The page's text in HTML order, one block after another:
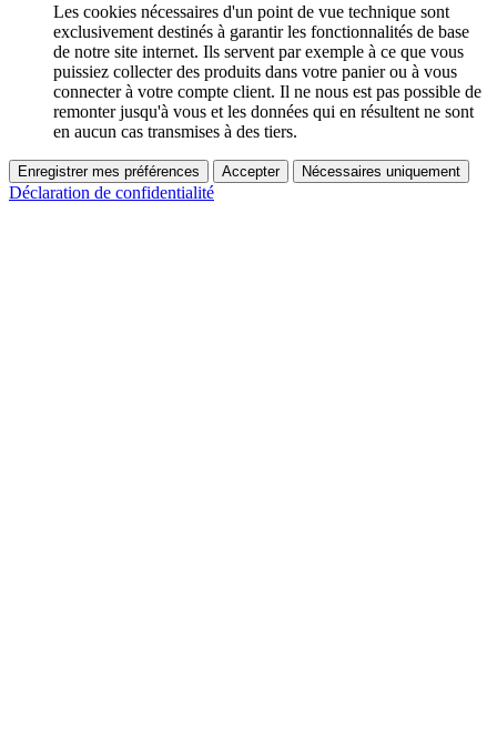
Les cookies nécessaires d'un point de vue technique sont
exclusivement destinés à garantir les fonctionnalités de base
de notre site internet. Ils servent par exemple à ce que vous
puissiez collecter des produits dans votre panier ou à vous
connecter à votre compte client. Il ne nous est pas possible de
remonter jusqu'à vous et les données qui en résultent ne sont
en aucun cas transmises à des tiers.
Enregistrer mes préférences Accepter Nécessaires uniquement
Déclaration de confidentialité